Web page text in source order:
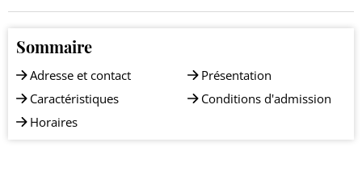
Sommaire
Adresse et contact
Caractéristiques
Horaires
Présentation
Conditions d'admission